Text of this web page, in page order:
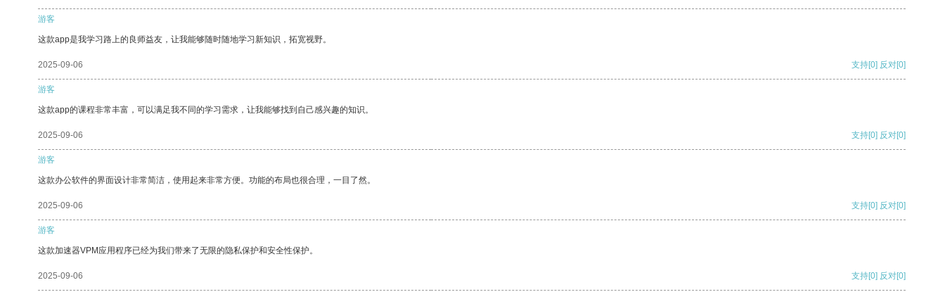
游客
这款app是我学习路上的良师益友，让我能够随时随地学习新知识，拓宽视野。
2025-09-06 支持[0] 反对[0]
游客
这款app的课程非常丰富，可以满足我不同的学习需求，让我能够找到自己感兴趣的知识。
2025-09-06 支持[0] 反对[0]
游客
这款办公软件的界面设计非常简洁，使用起来非常方便。功能的布局也很合理，一目了然。
2025-09-06 支持[0] 反对[0]
游客
这款加速器VPM应用程序已经为我们带来了无限的隐私保护和安全性保护。
2025-09-06 支持[0] 反对[0]